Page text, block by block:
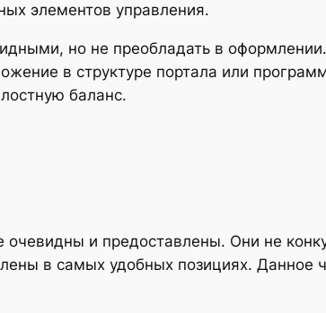
элементов управления.
но не преобладать в
в структуре портала или
баланс.
и предоставлены. Они не
в самых удобных позициях. Данное